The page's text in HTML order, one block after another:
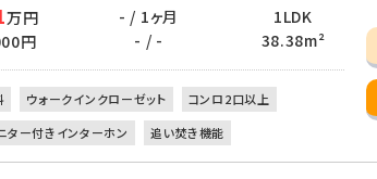
万円
円
- / 1ヶ月
- / -
1LDK
38.38m²
ウォークインクローゼット
コンロ2口以上
ター付きインターホン 追い焚き機能